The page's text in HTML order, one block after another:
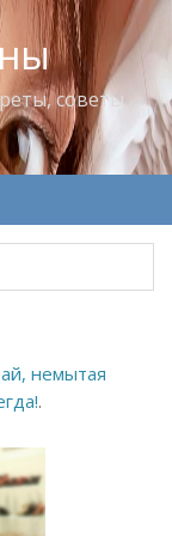
советы
немытая
.